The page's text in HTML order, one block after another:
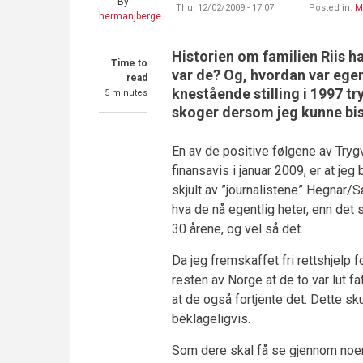
hermanjberge
Time to
read
5 minutes
Thu, 12/02/2009 - 17:07 Posted in:
Historien om familien Riis
var de? Og, hvordan var
knestående stilling i 1997
skoger dersom jeg kunne
En av de positive følgene av
finansavis i januar 2009, er at
skjult av ”journalistene”
hva de nå egentlig heter, enn
30 årene, og vel så det.
Da jeg fremskaffet fri rettshjelp
resten av Norge at de to var lut
at de også fortjente det. Dette
beklageligvis.
Som dere skal få se gjennom